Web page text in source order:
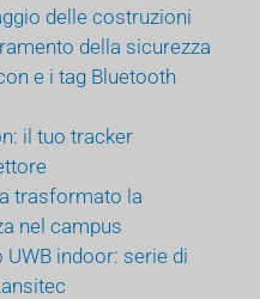
delle costruzioni
della sicurezza
e i tag Bluetooth
il tuo tracker
trasformato la
nel campus
indoor: serie di